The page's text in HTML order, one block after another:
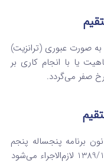
‌صورت عبوری (ترانزیت)
یا با انجام کاری بر
صفر می‌گردد.
برنامه پنجساله پنجم